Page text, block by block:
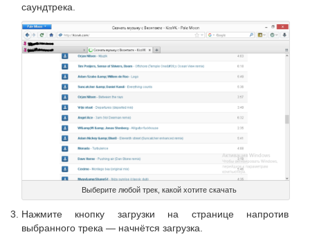
саундтрека.
Выберите любой трек, какой хотите скачать
Нажмите кнопку загрузки на странице напротив
выбранного трека — начнётся загрузка.